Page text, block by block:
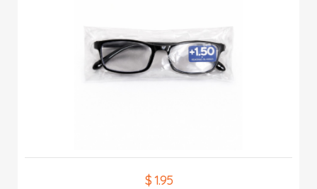
$ 1.95